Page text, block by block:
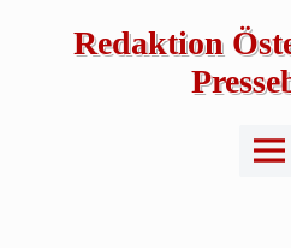
Redaktion
Main
Menu